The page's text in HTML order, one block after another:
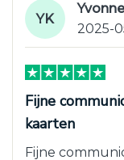
YK
2025-
Fijne
kaarten
Fijne